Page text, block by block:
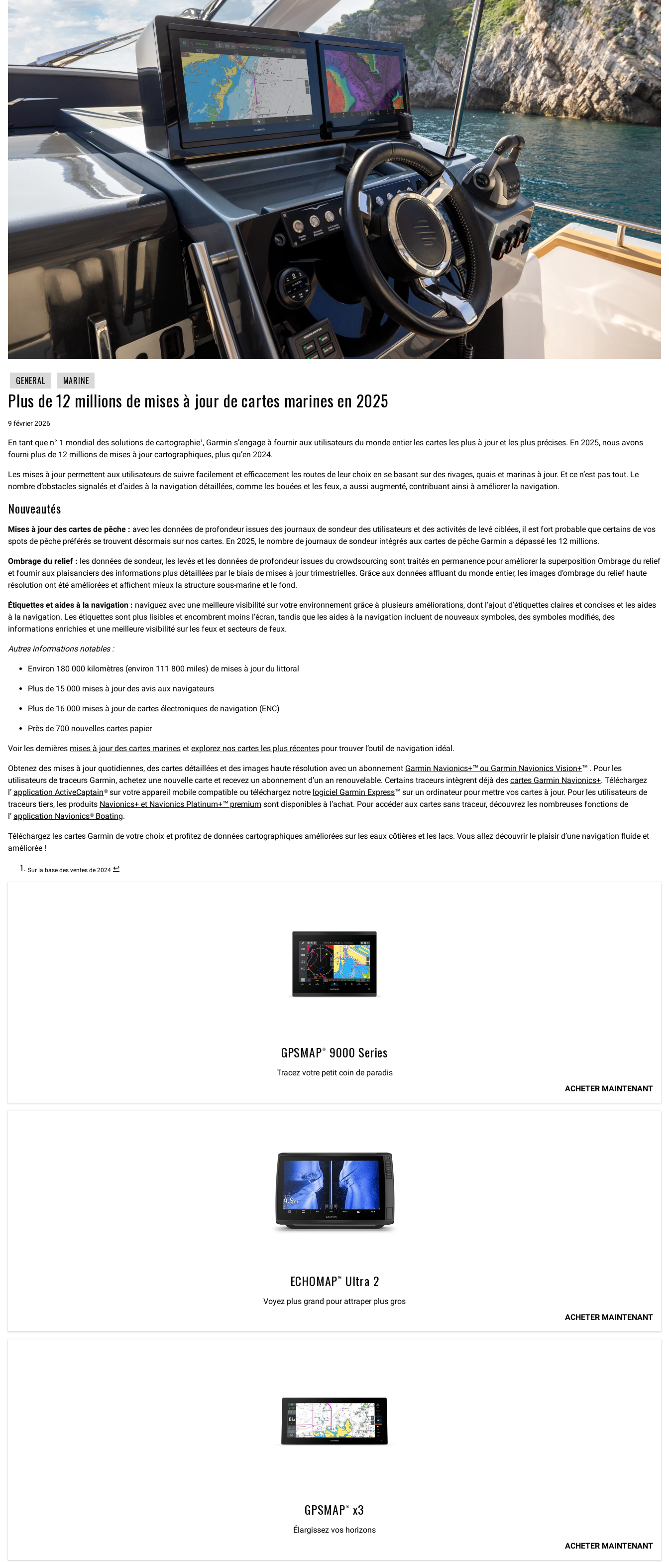
GENERAL MARINE
Plus de 12 millions de mises à jour de cartes marines en 2025
9 février 2026
En tant que n° 1 mondial des solutions de cartographie1 , Garmin s’engage à fournir aux utilisateurs du monde entier les cartes les plus à jour et les plus précises. En 2025, nous avons
fourni plus de 12 millions de mises à jour cartographiques, plus qu’en 2024.
Les mises à jour permettent aux utilisateurs de suivre facilement et efficacement les routes de leur choix en se basant sur des rivages, quais et marinas à jour. Et ce n’est pas tout. Le
nombre d’obstacles signalés et d’aides à la navigation détaillées, comme les bouées et les feux, a aussi augmenté, contribuant ainsi à améliorer la navigation.
Nouveautés
Mises à jour des cartes de pêche : avec les données de profondeur issues des journaux de sondeur des utilisateurs et des activités de levé ciblées, il est fort probable que certains de vos
spots de pêche préférés se trouvent désormais sur nos cartes. En 2025, le nombre de journaux de sondeur intégrés aux cartes de pêche Garmin a dépassé les 12 millions.
Ombrage du relief : les données de sondeur, les levés et les données de profondeur issues du crowdsourcing sont traités en permanence pour améliorer la superposition Ombrage du relief
et fournir aux plaisanciers des informations plus détaillées par le biais de mises à jour trimestrielles. Grâce aux données affluant du monde entier, les images d’ombrage du relief haute
résolution ont été améliorées et affichent mieux la structure sous-marine et le fond.
Étiquettes et aides à la navigation : naviguez avec une meilleure visibilité sur votre environnement grâce à plusieurs améliorations, dont l’ajout d’étiquettes claires et concises et les aides
à la navigation. Les étiquettes sont plus lisibles et encombrent moins l’écran, tandis que les aides à la navigation incluent de nouveaux symboles, des symboles modifiés, des
informations enrichies et une meilleure visibilité sur les feux et secteurs de feux.
Autres informations notables :
Environ 180 000 kilomètres (environ 111 800 miles) de mises à jour du littoral
Plus de 15 000 mises à jour des avis aux navigateurs
Plus de 16 000 mises à jour de cartes électroniques de navigation (ENC)
Près de 700 nouvelles cartes papier
Voir les dernières mises à jour des cartes marines et explorez nos cartes les plus récentes pour trouver l’outil de navigation idéal.
Obtenez des mises à jour quotidiennes, des cartes détaillées et des images haute résolution avec un abonnement Garmin Navionics+™ ou Garmin Navionics Vision+™ . Pour les
utilisateurs de traceurs Garmin, achetez une nouvelle carte et recevez un abonnement d’un an renouvelable. Certains traceurs intègrent déjà des cartes Garmin Navionics+. Téléchargez
l’ application ActiveCaptain® sur votre appareil mobile compatible ou téléchargez notre logiciel Garmin Express™ sur un ordinateur pour mettre vos cartes à jour. Pour les utilisateurs de
traceurs tiers, les produits Navionics+ et Navionics Platinum+™ premium sont disponibles à l’achat. Pour accéder aux cartes sans traceur, découvrez les nombreuses fonctions de
l’ application Navionics® Boating.
Téléchargez les cartes Garmin de votre choix et profitez de données cartographiques améliorées sur les eaux côtières et les lacs. Vous allez découvrir le plaisir d’une navigation fluide et
améliorée !
Sur la base des ventes de 2024 ↩︎
GPSMAP® 9000 Series
Tracez votre petit coin de paradis
ACHETER MAINTENANT
ECHOMAP™ Ultra 2
Voyez plus grand pour attraper plus gros
ACHETER MAINTENANT
GPSMAP® x3
Élargissez vos horizons
ACHETER MAINTENANT